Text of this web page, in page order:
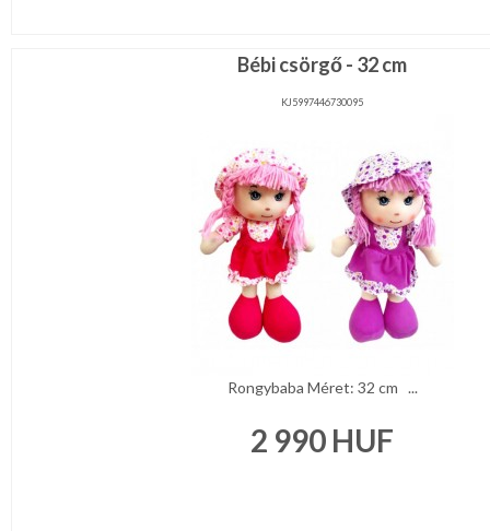
Bébi csörgő - 32 cm
KJ5997446730095
Rongybaba Méret: 32 cm ...
2 990 HUF